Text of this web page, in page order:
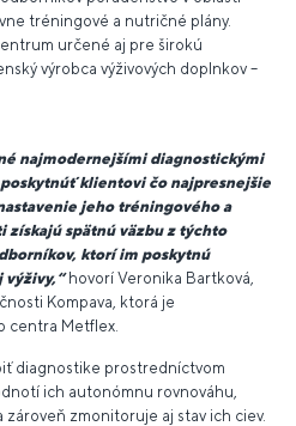
tréningové a nutričné plány.
určené aj pre širokú
výrobca výživových doplnkov –
najmodernejšími diagnostickými
klientovi čo najpresnejšie
jeho tréningového a
spätnú väzbu z týchto
ktorí im poskytnú
výživy,“hovorí Veronika Bartková,
Kompava, ktorá je
centra Metflex.
diagnostike prostredníctvom
ich autonómnu rovnováhu,
zmonitoruje aj stav ich ciev.